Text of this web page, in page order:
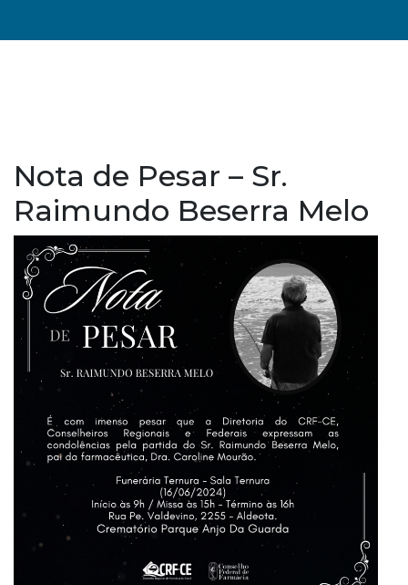
Nota de Pesar – Sr.
Raimundo Beserra Melo